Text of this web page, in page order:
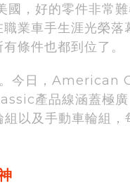
，好的零件非常
業車手生涯光榮落
條件也都到位了。
今日，American
產品線涵蓋極
以及手動車輪組，